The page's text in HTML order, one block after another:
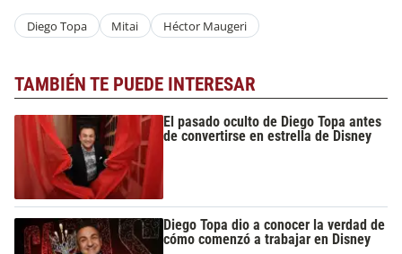
Diego Topa Mitai Héctor Maugeri
TAMBIÉN TE PUEDE INTERESAR
El pasado oculto de Diego Topa antes
de convertirse en estrella de Disney
Diego Topa dio a conocer la verdad de
cómo comenzó a trabajar en Disney